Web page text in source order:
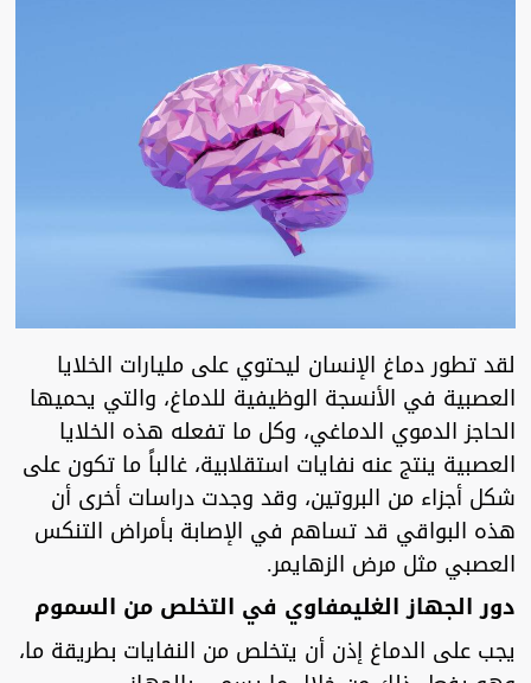
لقد تطور دماغ الإنسان ليحتوي على مليارات الخلايا
العصبية في الأنسجة الوظيفية للدماغ، والتي يحميها
الحاجز الدموي الدماغي، وكل ما تفعله هذه الخلايا
العصبية ينتج عنه نفايات استقلابية، غالباً ما تكون على
شكل أجزاء من البروتين، وقد وجدت دراسات أخرى أن
هذه البواقي قد تساهم في الإصابة بأمراض التنكس
العصبي مثل مرض الزهايمر.
دور الجهاز الغليمفاوي في التخلص من السموم
يجب على الدماغ إذن أن يتخلص من النفايات بطريقة ما،